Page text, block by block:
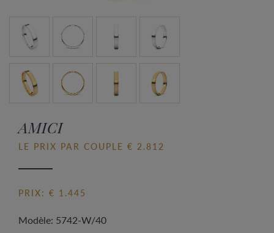
AMICI
LE PRIX PAR COUPLE € 2.812
PRIX: € 1.445
Modèle: 5742-W/40